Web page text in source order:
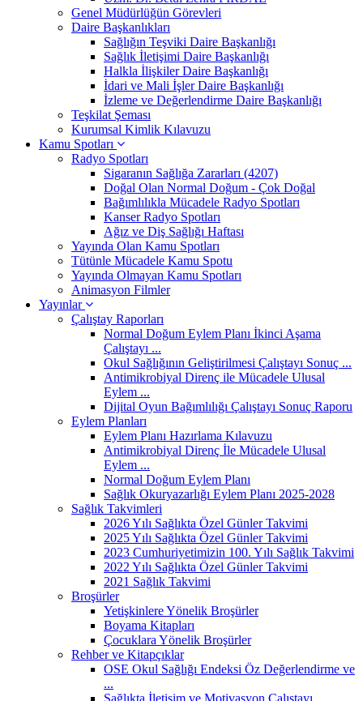
Genel Müdürlüğün Görevleri
Daire Başkanlıkları
Sağlığın Teşviki Daire Başkanlığı
Sağlık İletişimi Daire Başkanlığı
Halkla İlişkiler Daire Başkanlığı
İdari ve Mali İşler Daire Başkanlığı
İzleme ve Değerlendirme Daire Başkanlığı
Teşkilat Şeması
Kurumsal Kimlik Kılavuzu
Kamu Spotları
Radyo Spotları
Sigaranın Sağlığa Zararları (4207)
Doğal Olan Normal Doğum - Çok Doğal
Bağımlılıkla Mücadele Radyo Spotları
Kanser Radyo Spotları
Ağız ve Diş Sağlığı Haftası
Yayında Olan Kamu Spotları
Tütünle Mücadele Kamu Spotu
Yayında Olmayan Kamu Spotları
Animasyon Filmler
Yayınlar
Çalıştay Raporları
Normal Doğum Eylem Planı İkinci Aşama
Çalıştayı ...
Okul Sağlığının Geliştirilmesi Çalıştayı Sonuç ...
Antimikrobiyal Direnç ile Mücadele Ulusal
Eylem ...
Dijital Oyun Bağımlılığı Çalıştayı Sonuç Raporu
Eylem Planları
Eylem Planı Hazırlama Kılavuzu
Antimikrobiyal Direnç İle Mücadele Ulusal
Eylem ...
Normal Doğum Eylem Planı
Sağlık Okuryazarlığı Eylem Planı 2025-2028
Sağlık Takvimleri
2026 Yılı Sağlıkta Özel Günler Takvimi
2025 Yılı Sağlıkta Özel Günler Takvimi
2023 Cumhuriyetimizin 100. Yılı Sağlık Takvimi
2022 Yılı Sağlıkta Özel Günler Takvimi
2021 Sağlık Takvimi
Broşürler
Yetişkinlere Yönelik Broşürler
Boyama Kitapları
Çocuklara Yönelik Broşürler
Rehber ve Kitapçıklar
OSE Okul Sağlığı Endeksi Öz Değerlendirme ve
...